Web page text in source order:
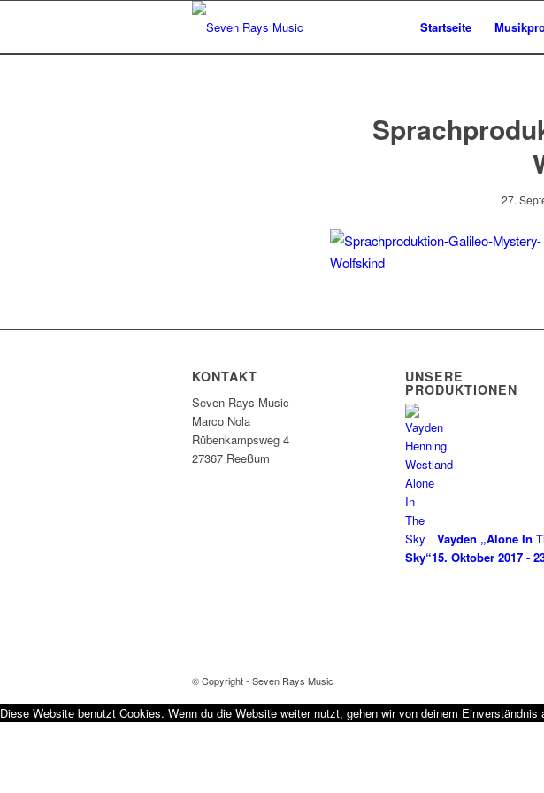
Startseite
27.
KONTAKT
Seven Rays Music
Marco Nola
Rübenkampsweg 4
27367 Reeßum
UNSERE
PRODUKTIONEN
Vayden „Alone In
Sky“15. Oktober 2017 -
© Copyright - Seven Rays Music
Diese Website benutzt Cookies. Wenn du die Website weiter nutzt, gehen wir von deinem Einverständnis